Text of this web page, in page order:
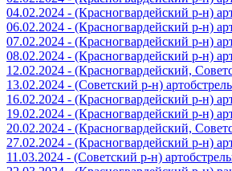
04.02.2024 - (Красногвардейский р-н)
06.02.2024 - (Красногвардейский р-н)
07.02.2024 - (Красногвардейский р-н)
08.02.2024 - (Красногвардейский р-н)
12.02.2024 - (Красногвардейский,
13.02.2024 - (Советский р-н)
16.02.2024 - (Красногвардейский р-н)
19.02.2024 - (Красногвардейский р-н)
20.02.2024 - (Красногвардейский,
27.02.2024 - (Красногвардейский р-н)
11.03.2024 - (Советский р-н)